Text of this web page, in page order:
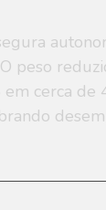
peso
cerca de